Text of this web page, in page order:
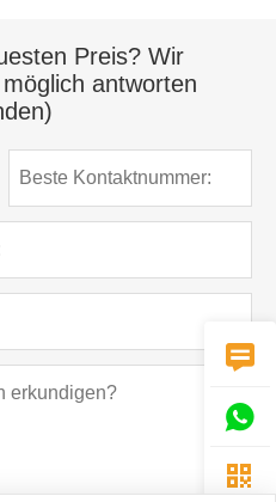
Preis? Wir
antworten


